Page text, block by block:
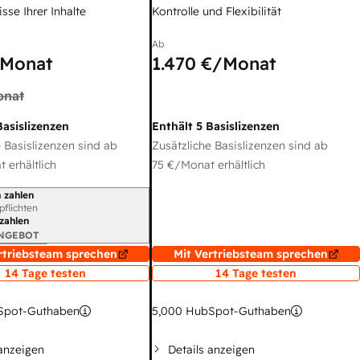
Ihrer Inhalte
Basislizenzen sind ab
erhältlich
zahlen
sprechen
14 Tage testen
Guthaben
Kontrolle und Flexibilität
Ab
1.470 €/Monat
Enthält 5 Basislizenzen
Zusätzliche Basislizenzen sind ab
75 €/Monat erhältlich
Mit Vertriebsteam sprechen
14 Tage testen
5,000 HubSpot-Guthaben
Details anzeigen